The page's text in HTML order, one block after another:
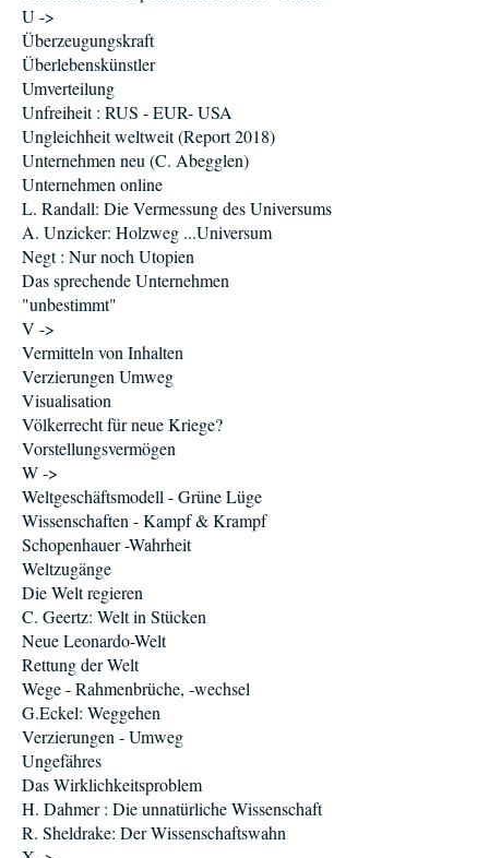
U ->
Überzeugungskraft
Überlebenskünstler
Umverteilung
Unfreiheit : RUS - EUR- USA
Ungleichheit weltweit (Report 2018)
Unternehmen neu (C. Abegglen)
Unternehmen online
L. Randall: Die Vermessung des Universums
A. Unzicker: Holzweg ...Universum
Negt : Nur noch Utopien
Das sprechende Unternehmen
"unbestimmt"
V ->
Vermitteln von Inhalten
Verzierungen Umweg
Visualisation
Völkerrecht für neue Kriege?
Vorstellungsvermögen
W ->
Weltgeschäftsmodell - Grüne Lüge
Wissenschaften - Kampf & Krampf
Schopenhauer -Wahrheit
Weltzugänge
Die Welt regieren
C. Geertz: Welt in Stücken
Neue Leonardo-Welt
Rettung der Welt
Wege - Rahmenbrüche, -wechsel
G.Eckel: Weggehen
Verzierungen - Umweg
Ungefähres
Das Wirklichkeitsproblem
H. Dahmer : Die unnatürliche Wissenschaft
R. Sheldrake: Der Wissenschaftswahn